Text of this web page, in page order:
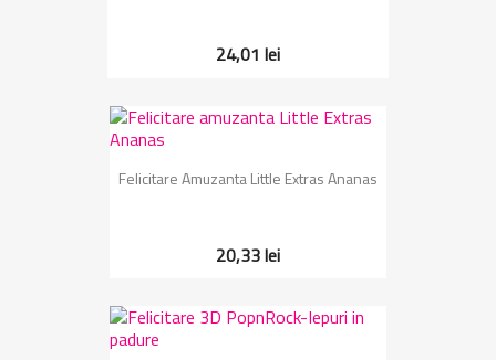
24,01 lei
Felicitare Amuzanta Little Extras Ananas
20,33 lei